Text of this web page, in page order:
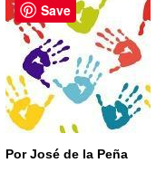
Por José de la Peña
Save